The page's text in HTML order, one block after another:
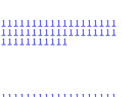
1 1 1 1 1 1 1 1 1 1 1 1 1 1 1 1 1 1 1
1 1 1 1 1 1 1 1 1 1 1 1 1 1 1 1 1 1 1
1 1 1 1 1 1 1 1 1 1 1